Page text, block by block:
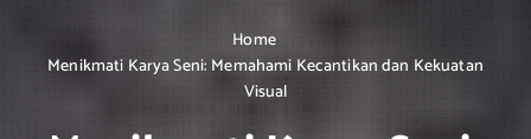
Home
Menikmati Karya Seni: Memahami Kecantikan dan Kekuatan
Visual